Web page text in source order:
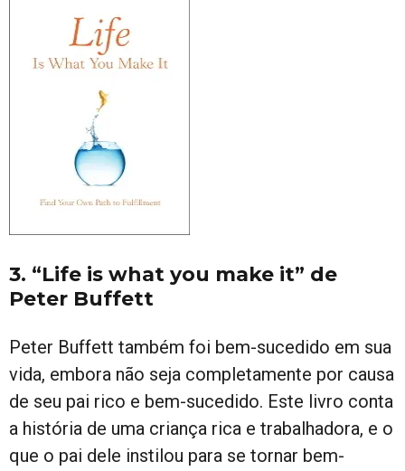
3. “Life is what you make it” de
Peter Buffett
Peter Buffett também foi bem-sucedido em sua
vida, embora não seja completamente por causa
de seu pai rico e bem-sucedido. Este livro conta
a história de uma criança rica e trabalhadora, e o
que o pai dele instilou para se tornar bem-